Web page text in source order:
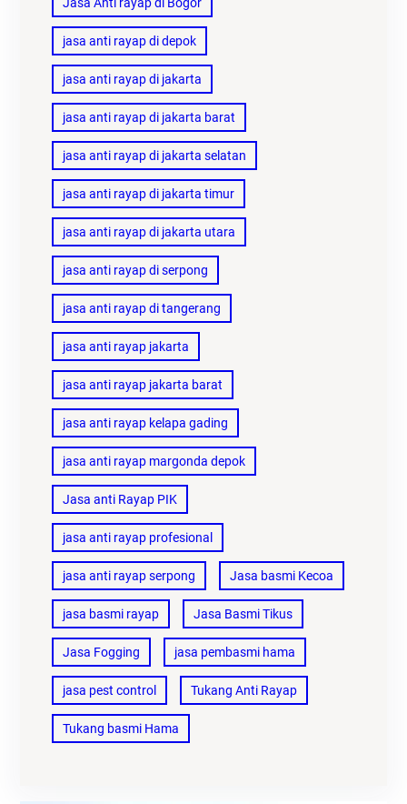
jasa anti rayap di depok
jasa anti rayap di jakarta
jasa anti rayap di jakarta barat
jasa anti rayap di jakarta selatan
jasa anti rayap di jakarta timur
jasa anti rayap di jakarta utara
jasa anti rayap di serpong
jasa anti rayap di tangerang
jasa anti rayap jakarta
jasa anti rayap jakarta barat
jasa anti rayap kelapa gading
jasa anti rayap margonda depok
Jasa anti Rayap PIK
jasa anti rayap profesional
jasa anti rayap serpong Jasa basmi Kecoa
jasa basmi rayap Jasa Basmi Tikus
Jasa Fogging jasa pembasmi hama
jasa pest control Tukang Anti Rayap
Tukang basmi Hama